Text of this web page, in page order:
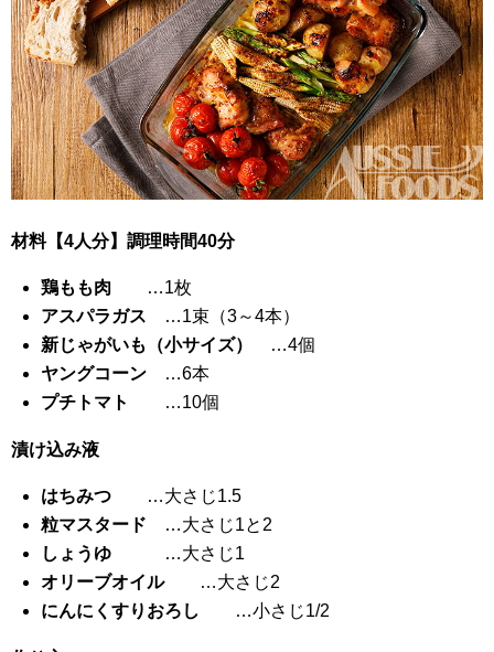
材料【4人分】調理時間40分
鶏もも肉 …1枚
アスパラガス …1束（3～4本）
新じゃがいも（小サイズ）
…4個
ヤングコーン …6本
プチトマト
…10個
漬け込み液
はちみつ …大さじ1.5
粒マスタード …大さじ1と2
しょうゆ …大さじ1
オリーブオイル…大さじ2
にんにくすりおろし
…小さじ1/2